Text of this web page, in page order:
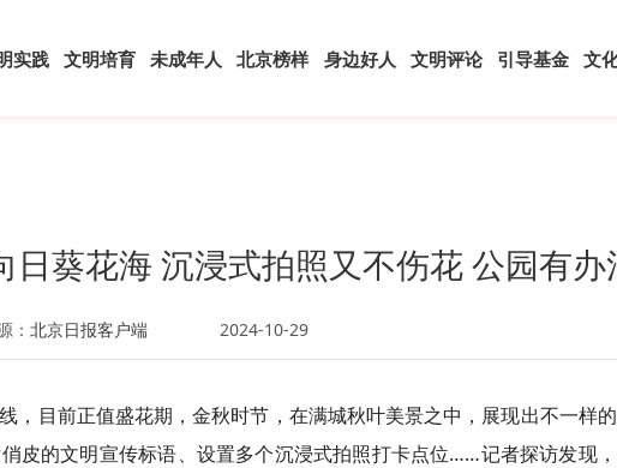
实践 文明培育 未成年人 北京榜样 身边好人 文明评论 引导基金 文
葵花海 沉浸式拍照又不伤花 公园有办
： 北京日报客户端 2024-10-29
，目前正值盛花期，金秋时节，在满城秋叶美景之中，展现出不一样
皮的文明宣传标语、设置多个沉浸式拍照打卡点位……记者探访发现